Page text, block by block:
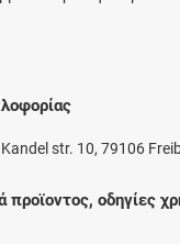
Kandel str. 10, 79106
προϊοντος, οδηγίες